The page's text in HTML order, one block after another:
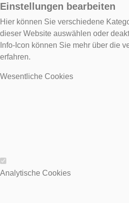
Einstellungen bearbeiten
Hier können Sie verschiedene
dieser Website auswählen oder
Info-Icon können Sie mehr über die
erfahren.
Wesentliche Cookies
Wesentliche Cookies
Analytische Cookies